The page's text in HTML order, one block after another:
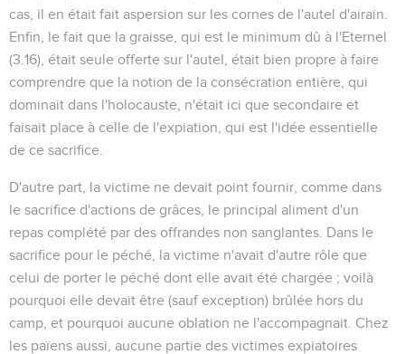
cas, il en était fait aspersion sur les cornes de l'autel d'airain.
Enfin, le fait que la graisse, qui est le minimum dû à l'Eternel
(3.16), était seule offerte sur l'autel, était bien propre à faire
comprendre que la notion de la consécration entière, qui
dominait dans l'holocauste, n'était ici que secondaire et
faisait place à celle de l'expiation, qui est l'idée essentielle
de ce sacrifice.
D'autre part, la victime ne devait point fournir, comme dans
le sacrifice d'actions de grâces, le principal aliment d'un
repas complété par des offrandes non sanglantes. Dans le
sacrifice pour le péché, la victime n'avait d'autre rôle que
celui de porter le péché dont elle avait été chargée ; voilà
pourquoi elle devait être (sauf exception) brûlée hors du
camp, et pourquoi aucune oblation ne l'accompagnait. Chez
les païens aussi, aucune partie des victimes expiatoires